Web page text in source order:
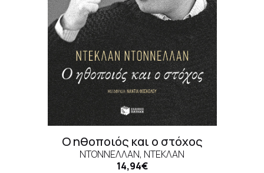
Ο ηθοποιός και ο στόχος
ΝΤΌΝΝΕΛΛΑΝ, ΝΤΈΚΛΑΝ
14,94€